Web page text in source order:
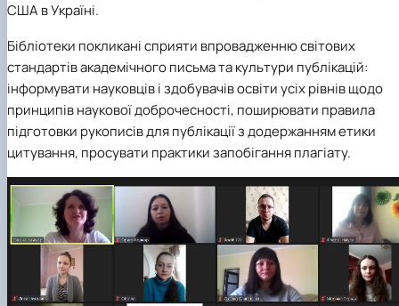
США в Україні.
Бібліотеки покликані сприяти впровадженню світових
стандартів академічного письма та культури публікацій:
інформувати науковців і здобувачів освіти усіх рівнів щодо
принципів наукової доброчесності, поширювати правила
підготовки рукописів для публікації з додержанням етики
цитування, просувати практики запобігання плагіату.